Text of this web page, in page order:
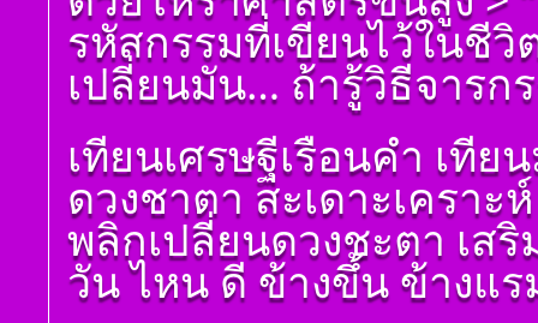
พลังดาวพระเคราะห์
ตั้งดวงถอดดาวด้วย
โหราศาตร์ ๑๐ ลัคนา
ออกมาเป็นจุดอ่อนจุด
แข็งแก้ไขข้อบกพร่อง
ในพื้นดวงชาตา
ตั้งชื่อมงคลคนเกิดวัน
อังคาร ตั้งชื่อดี เป็น
มงคล ชื่อมงคล ตั้งชื่อ
เลขศาสตร์ มหาทักษา
พลังดาวพระเคราะห์
ตั้งดวงถอดดาวด้วย
โหราศาตร์ ๑๐ ลัคนา
รหัสกรรมที่เขียนไว้ในชีวิ
เปลี่ยนมัน… ถ้ารู้วิธีจารก
เทียนเศรษฐีเรือนคำ เที
ดวงชาตา สะเดาะเครา
พลิกเปลี่ยนดวงชะตา เส
วัน ไหน ดี ข้างขึ้น ข้างแร